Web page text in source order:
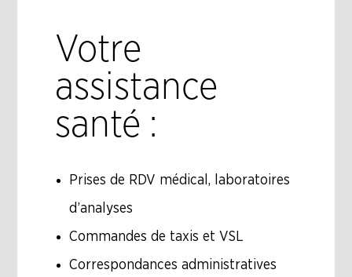
Votre
assistance
santé :
Prises de RDV médical, laboratoires
d’analyses
Commandes de taxis et VSL
Correspondances administratives